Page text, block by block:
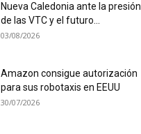
Nueva Caledonia ante la presión
de las VTC y el futuro...
03/08/2026
Amazon consigue autorización
para sus robotaxis en EEUU
30/07/2026